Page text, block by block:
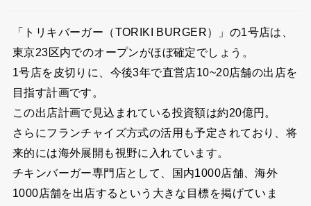
「トリキバーガー（TORIKI BURGER）」の1号店は、
東京23区内でのオープンがほぼ確定でしょう。
1号店を皮切りに、今後3年で直営店10~20店舗の出店を
目指す計画です。
この出店計画で見込まれている投資額は約20億円。
さらにフランチャイズ方式の活用も予定されており、将
来的には海外展開も視野に入れています。
チキンバーガー専門店として、国内1000店舗、海外
1000店舗を出店するという大きな目標を掲げていま